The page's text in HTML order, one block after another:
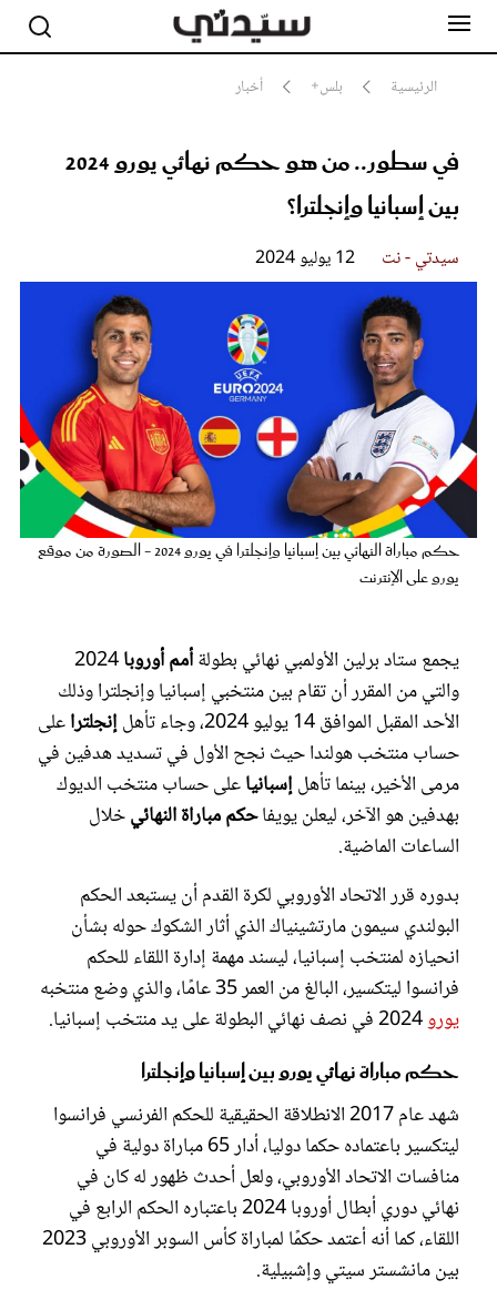
الرئيسية بلس+ أخبار
في سطور.. من هو حكم نهائي يورو 2024
بين إسبانيا وإنجلترا؟
سيدتي - نت 12 يوليو 2024
حكم مباراة النهائي بين إسبانيا وإنجلترا في يورو 2024 - الصورة من موقع
يورو على الإنترنت
يجمع ستاد برلين الأولمبي نهائي بطولةأممأوروبا2024
والتي من المقرر أن تقام بين منتخبي إسبانيا وإنجلترا وذلك
الأحد المقبل الموافق 14 يوليو 2024، وجاء تأهل
إنجلتراعلى
حساب منتخب هولندا حيث نجح الأول في تسديد هدفين في
مرمى الأخير، بينما تأهلإسبانياعلى حساب منتخب الديوك
بهدفين هو الآخر، ليعلن يويفاحكممباراةالنهائيخلال
الساعات الماضية.
بدوره قرر الاتحاد الأوروبي لكرة القدم أن يستبعد الحكم
البولندي سيمون مارتشينياك الذي أثار الشكوك حوله بشأن
انحيازه لمنتخب إسبانيا، ليسند مهمة إدارة اللقاء للحكم
فرانسوا ليتكسير، البالغ من العمر 35 عامًا، والذي وضع منتخبه
يورو
حكم مباراة نهائي يورو بين إسبانيا وإنجلترا
شهد عام 2017 الانطلاقة الحقيقية للحكم الفرنسي فرانسوا
ليتكسير باعتماده حكما دوليا، أدار 65 مباراة دولية في
منافسات الاتحاد الأوروبي، ولعل أحدث ظهور له كان في
نهائي دوري أبطال أوروبا 2024 باعتباره الحكم الرابع في
اللقاء، كما أنه أعتمد حكمًا لمباراة كأس السوبر الأوروبي 2023
بين مانشستر سيتي وإشبيلية.
مشاهير
أناقة
جمال
سيدتي وطفلك
لايف ستايل
مطبخ سيدتي
مقالات الرأي
ستايل
تقارير
عروس سيدتي
مجلة سيدتي
غلاف رفمي